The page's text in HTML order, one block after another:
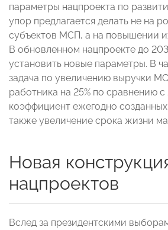
параметры нацпроекта по
упор предлагается делать не на
субъектов МСП, а на повышении
В обновленном нацпроекте до
установить новые параметры. В
задача по увеличению выручки
работника на 25% по сравнению с
коэффициент ежегодно
также увеличение срока жизни
Новая
нацпроектов
Вслед за президентскими